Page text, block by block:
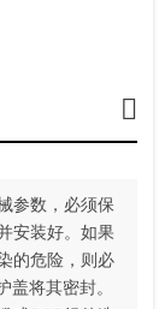
参数，必须保
安装好。如果
的危险，则必
盖将其密封。